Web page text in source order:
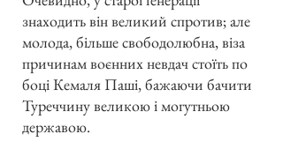
знаходить він великий спротив; але
молода, більше свободолюбна, віза
причинам воєнних невдач стоїть по
боці Кемаля Паші, бажаючи бачити
Туреччину великою і могутньою
державою.